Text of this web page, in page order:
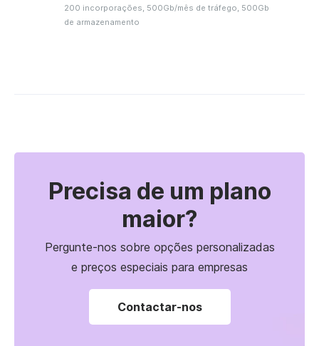
200 incorporações, 500Gb/mês de tráfego, 500Gb
de armazenamento
Precisa de um plano
maior?
Pergunte-nos sobre opções personalizadas
e preços especiais para empresas
Contactar-nos